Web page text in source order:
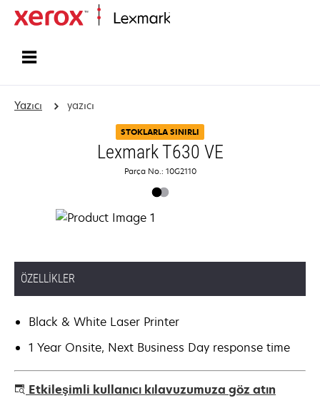
Yazıcı yazıcı
STOKLARLA SINIRLI
Lexmark T630 VE
Parça No.: 10G2110
ÖZELLIKLER
Black & White Laser Printer
1 Year Onsite, Next Business Day response time
Etkileşimli kullanıcı kılavuzumuza göz atın